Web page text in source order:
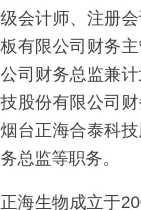
级会计师、注册
板有限公司财务
公司财务总监兼
技股份有限公司
烟台正海合泰科
务总监等职务。
正海生物成立于